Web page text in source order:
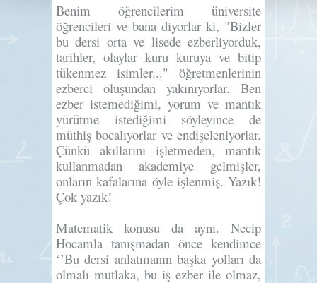
Benim öğrencilerim üniversite
öğrencileri ve bana diyorlar ki, "Bizler
bu dersi orta ve lisede ezberliyorduk,
tarihler, olaylar kuru kuruya ve bitip
tükenmez isimler..." öğretmenlerinin
ezberci oluşundan yakınıyorlar. Ben
ezber istemediğimi, yorum ve mantık
yürütme istediğimi söyleyince de
müthiş bocalıyorlar ve endişeleniyorlar.
Çünkü akıllarını işletmeden, mantık
kullanmadan akademiye gelmişler,
onların kafalarına öyle işlenmiş. Yazık!
Çok yazık!
Matematik konusu da aynı. Necip
Hocamla tanışmadan önce kendimce
‘’Bu dersi anlatmanın başka yolları da
olmalı mutlaka, bu iş ezber ile olmaz,